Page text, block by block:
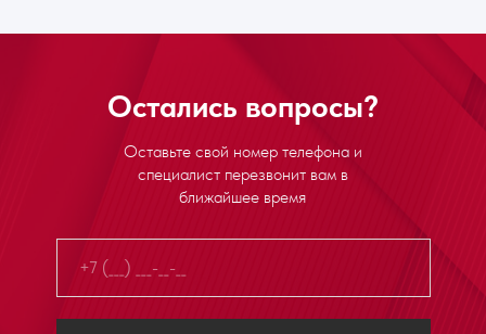
Остались вопросы?
Оставьте свой номер телефона и
специалист перезвонит вам в
ближайшее время